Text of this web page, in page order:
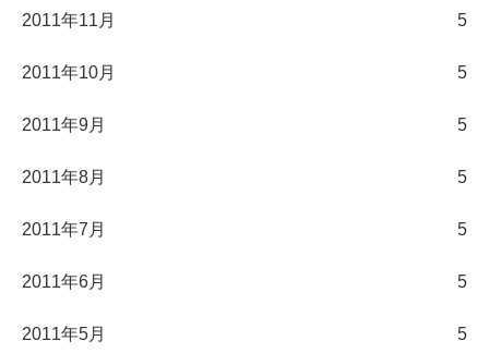
2011年11月 5
2011年10月 5
2011年9月 5
2011年8月 5
2011年7月 5
2011年6月 5
2011年5月 5